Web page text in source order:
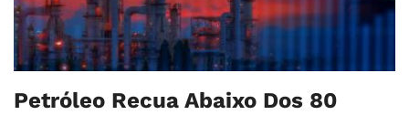
Petróleo Recua Abaixo Dos 80